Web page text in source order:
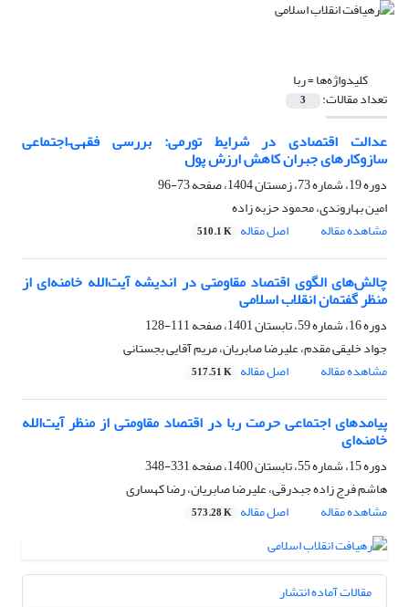
کلیدواژه‌ها =ربا
تعداد مقالات: 3
عدالت اقتصادی در شرایط تورمی: بررسی فقهی–اجتماعی
سازوکارهای جبران کاهش ارزش پول
دوره 19، شماره 73، زمستان 1404، صفحه
73-96
امین بهاروندی، محمود حزبه زاده
مشاهده مقاله
اصل مقاله 510.1 K
چالش‌های الگوی اقتصاد مقاومتی در اندیشه آیت‌الله خامنه‌ای از
منظر گفتمان انقلاب اسلامی
دوره 16، شماره 59، تابستان 1401، صفحه
111-128
جواد خلیقی مقدم، علیرضا صابریان، مریم آقایی بجستانی
مشاهده مقاله
اصل مقاله 517.51 K
پیامدهای اجتماعی حرمت ربا در اقتصاد مقاومتی از منظر آیت‌الله
خامنه‌ای
دوره 15، شماره 55، تابستان 1400، صفحه
331-348
هاشم فرج زاده جبدرقی، علیرضا صابریان، رضا کهساری
مشاهده مقاله
اصل مقاله 573.28 K
مقالات آماده انتشار